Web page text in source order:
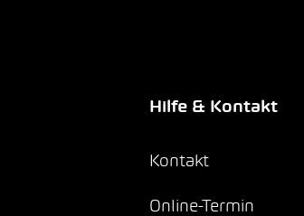
Hilfe & Kontakt
Kontakt
Online-Termin